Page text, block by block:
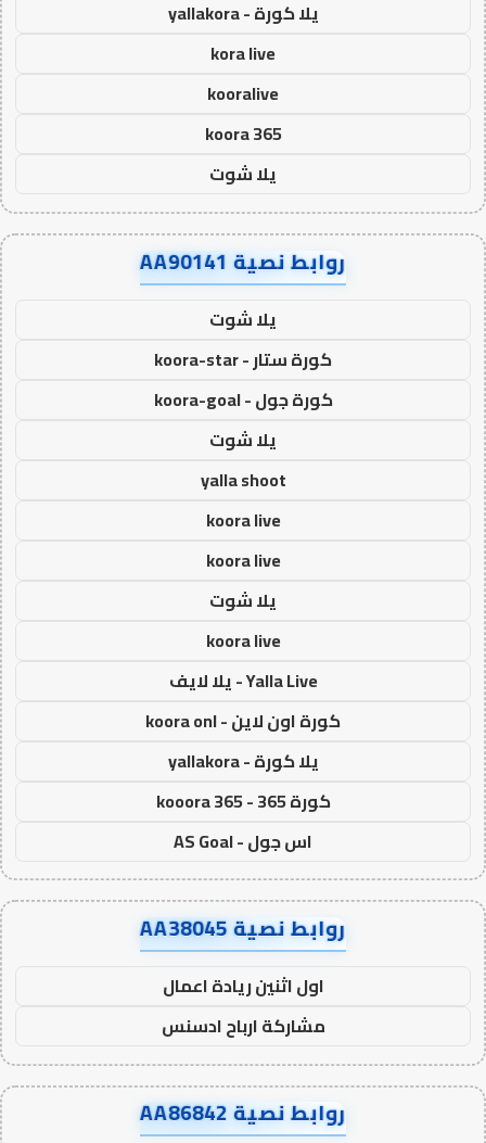
يلا كورة - yallakora
kora live
kooralive
koora 365
يلا شوت
روابط نصية AA90141
يلا شوت
كورة ستار - koora-star
كورة جول - koora-goal
يلا شوت
yalla shoot
koora live
koora live
يلا شوت
koora live
Yalla Live - يلا لايف
كورة اون لاين - koora onl
يلا كورة - yallakora
كورة 365 - kooora 365
اس جول - AS Goal
روابط نصية AA38045
اول اثنين ريادة اعمال
مشاركة ارباح ادسنس
روابط نصية AA86842